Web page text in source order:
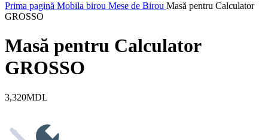
Prima pagină Mobila birou Mese de Birou Masă pentru Calculator
GROSSO
Masă pentru Calculator
GROSSO
3,320MDL